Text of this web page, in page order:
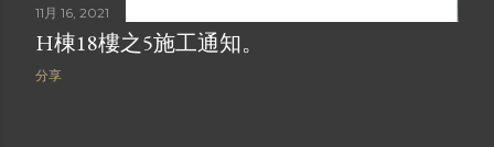
11月 16, 2021
H棟18樓之5施工通知。
分享